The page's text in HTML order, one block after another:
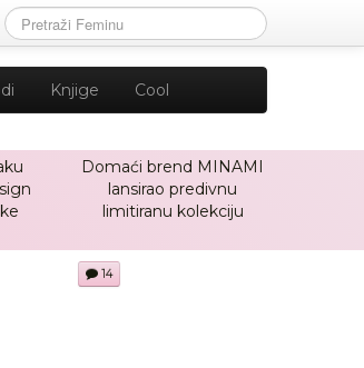
Knjige Cool
Domaći brend MINAMI
lansirao predivnu
limitiranu kolekciju
14